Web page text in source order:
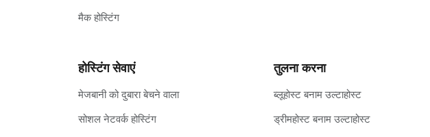
मैक होस्टिंग
होस्टिंग सेवाएं
मेजबानी को दुबारा बेचने वाला
सोशल नेटवर्क होस्टिंग
तुलना करना
ब्लूहोस्ट बनाम उल्टाहोस्ट
ड्रीमहोस्ट बनाम उल्टाहोस्ट